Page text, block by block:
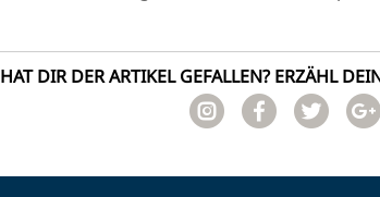
HAT DIR DER ARTIKEL GEFALLEN? ERZÄHL